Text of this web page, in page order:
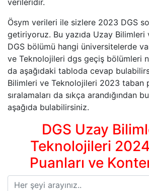
verileridir.
Ösym verileri ile sizlere 2023 DGS
getiriyoruz. Bu yazıda Uzay Bilimleri
DGS bölümü hangi üniversitelerde
ve Teknolojileri dgs geçiş bölümleri
da aşağıdaki tabloda cevap
Bilimleri ve Teknolojileri 2023 taban
sıralamaları da sıkça arandığından
aşağıda bulabilirsiniz.
DGS Uzay
Teknolojileri
Puanları ve